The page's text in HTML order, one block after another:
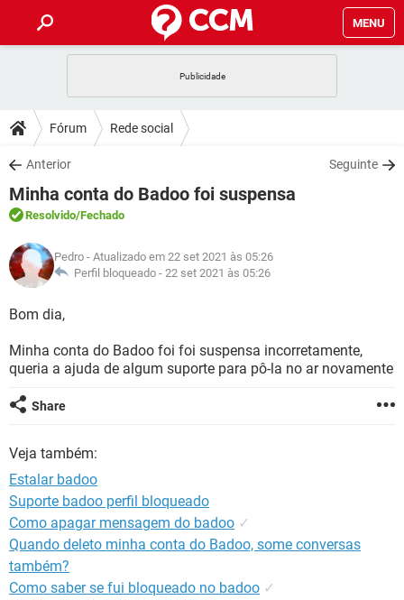
MENU
CELULAR
OUTLOOK
INSTAGRAM GMAIL
GUIA DE COMPRAS
DICAS
JOGOS
OUTLOOK
INSTAGRAM
GUIA DE COMPRAS
DOWNLOADS
JOGOS WHATSAPP
CELULAR
OUTLOOK EXCEL
INSTAGRAM
GUIA DE COMPRAS
FÓRUM
JOGOS
CELULAR FACEBOOK
GUIA DE COMPRAS
GLOSSÁRIO
JOGOS
CELULAR
OUTLOOK EXCEL
INSTAGRAM GMAIL
GUIA DE COMPRAS
Fórum Rede social
Anterior Seguinte
Minha conta do Badoo foi suspensa
Resolvido/Fechado
Pedro - Atualizado em 22 set 2021 às 05:26
Perfil bloqueado - 22 set 2021 às 05:26
Bom dia,
Minha conta do Badoo foi foi suspensa incorretamente,
queria a ajuda de algum suporte para pô-la no ar novamente
Share
Veja também:
Estalar badoo
Suporte badoo perfil bloqueado
Como apagar mensagem do badoo ✓
Quando deleto minha conta do Badoo, some conversas
também?
Como saber se fui bloqueado no badoo ✓